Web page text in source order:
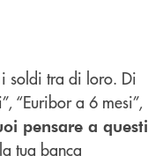
i soldi tra di loro. Di
“Euribor a 6 mesi”,
pensare a questi
tua banca